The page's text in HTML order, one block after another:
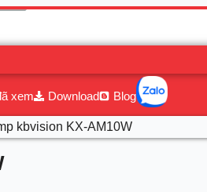
xem Download Blog
kbvision KX-AM10W